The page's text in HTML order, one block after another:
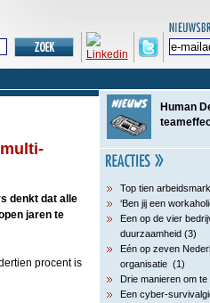
denkt dat alle
jaren te
procent is
Human
Top tien
‘Ben jij een
Een op de vier
duurzaamheid (3)
Eén op zeven
organisatie (1)
Drie manieren om
Een cyber-